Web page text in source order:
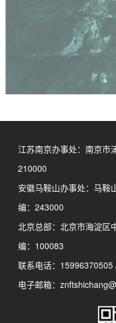
江苏南京办事处：南京市
210000
安徽马鞍山办事处：马鞍
编：243000
北京总部：北京市海淀区
编：100083
联系电话：
电子邮箱：